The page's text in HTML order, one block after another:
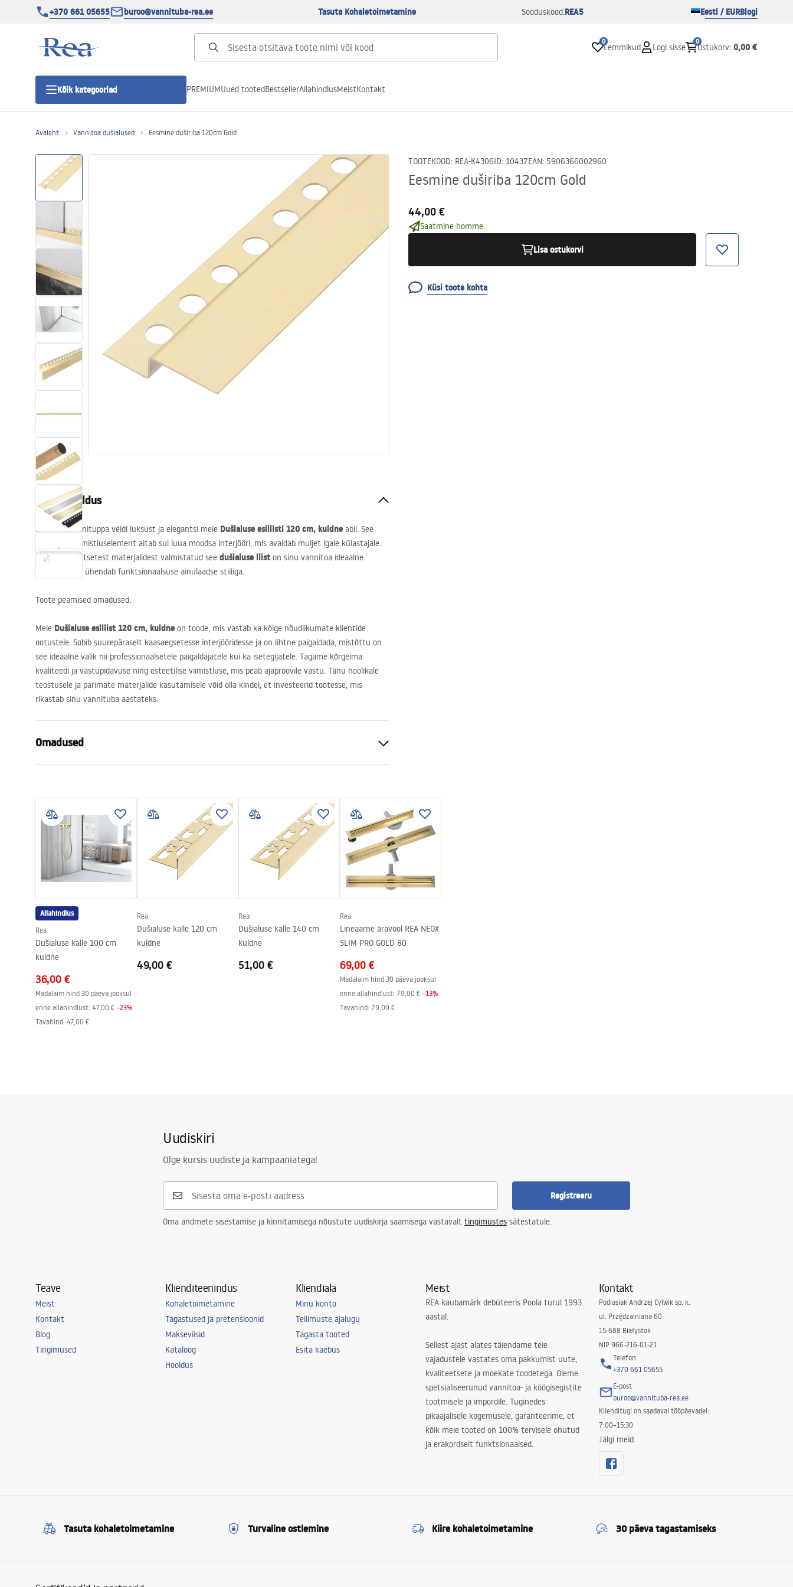
+370 661 05655 buroo@vannituba-rea.ee Tasuta Kohaletoimetamine Sooduskood:REA5 Eesti / EURBlogi
0
Lemmikud Logi sisse
0
Ostukorv: 0,00 €
Kõik kategooriad
Duši uks
Lineaarne duši äravool
Tualettruumid
Vajub ära
Vannid ja ekraanid
Vannitoas dušid
PREMIUMUued tootedBestsellerAllahindlusMeistKontakt
Avaleht Vannitoa dušialused Eesmine duširiba 120cm Gold
TOOTEKOOD: REA-K4306ID: 10437EAN: 5906366002960
Eesmine duširiba 120cm Gold
44,00 €
Saatmine homme.
Lisa ostukorvi
Küsi toote kohta
Tootekirjeldus
Lisa oma vannituppa veidi luksust ja elegantsi meie Dušialuse esiliisti 120 cm, kuldne abil. See
elegantne viimistluselement aitab sul luua moodsa interjööri, mis avaldab muljet igale külastajale.
Kõrgekvaliteetsetest materjalidest valmistatud see dušialuse liist on sinu vannitoa ideaalne
täiendus, mis ühendab funktsionaalsuse ainulaadse stiiliga.
Toote peamised omadused:
Meie Dušialuse esiliist 120 cm, kuldne on toode, mis vastab ka kõige nõudlikumate klientide
ootustele. Sobib suurepäraselt kaasaegsetesse interjööridesse ja on lihtne paigaldada, mistõttu on
see ideaalne valik nii professionaalsetele paigaldajatele kui ka isetegijatele. Tagame kõrgeima
kvaliteedi ja vastupidavuse ning esteetilise viimistluse, mis peab ajaproovile vastu. Tänu hoolikale
teostusele ja parimate materjalide kasutamisele võid olla kindel, et investeerid tootesse, mis
rikastab sinu vannituba aastateks.
Omadused
Materjal
Roostevaba teras
Pikkus
1200
Kõrgus
Laius
Lõigatav
24 kuud
Allahindlus
Rea
Dušialuse kalle 100 cm
kuldne
36,00 €
Madalaim hind 30 päeva jooksul
enne allahindlust: 47,00 € -23%
Tavahind: 47,00 €
Rea
Dušialuse kalle 120 cm
kuldne
49,00 €
Rea
Dušialuse kalle 140 cm
kuldne
51,00 €
Rea
Lineaarne äravool REA NEOX
SLIM PRO GOLD 80
69,00 €
Madalaim hind 30 päeva jooksul
enne allahindlust: 79,00 € -13%
Tavahind: 79,00 €
Uudiskiri
Olge kursis uudiste ja kampaaniatega!
Registreeru
Oma andmete sisestamise ja kinnitamisega nõustute uudiskirja saamisega vastavalt tingimustes sätestatule.
Teave
Meist
Kontakt
Blog
Tingimused
Klienditeenindus
Kohaletoimetamine
Tagastused ja pretensioonid
Makseviisid
Kataloog
Hooldus
Kliendiala
Minu konto
Tellimuste ajalugu
Tagasta tooted
Esita kaebus
Meist
REA kaubamärk debüteeris Poola turul 1993.
aastal.
Sellest ajast alates täiendame teie
vajadustele vastates oma pakkumist uute,
kvaliteetsete ja moekate toodetega. Oleme
spetsialiseerunud vannitoa- ja köögisegistite
tootmisele ja impordile. Tuginedes
pikaajalisele kogemusele, garanteerime, et
kõik meie tooted on 100% tervisele ohutud
ja erakordselt funktsionaalsed.
Kontakt
Podlasiak Andrzej Cylwik sp. k.
ul. Przędzalniana 60
15-688 Białystok
NIP 966-216-01-21
Telefon
+370 661 05655
E-post
buroo@vannituba-rea.ee
Klienditugi on saadaval tööpäevadel:
7:00–15:30
Jälgi meid
Tasuta kohaletoimetamine Turvaline ostlemine Kiire kohaletoimetamine 30 päeva tagastamiseks